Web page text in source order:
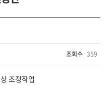
조회수 359
조정작업